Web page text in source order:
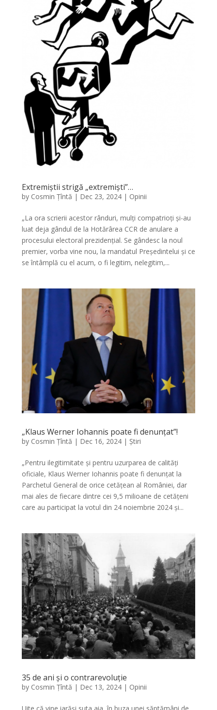
Extremiștii strigă „extremiști”…
by Cosmin Țîntă | Dec 23, 2024| Opinii
„La ora scrierii acestor rânduri, mulți compatrioți și-au
luat deja gândul de la Hotărârea CCR de anulare a
procesului electoral prezidențial. Se gândesc la noul
premier, vorba vine nou, la mandatul Președintelui și ce
se întâmplă cu el acum, o fi legitim, nelegitim,...
„Klaus Werner Iohannis poate fi denunțat”!
by Cosmin Țîntă | Dec 16, 2024| Știri
„Pentru ilegitimitate și pentru uzurparea de calități
oficiale, Klaus Werner Iohannis poate fi denunțat la
Parchetul General de orice cetățean al României, dar
mai ales de fiecare dintre cei 9,5 milioane de cetățeni
care au participat la votul din 24 noiembrie 2024 și...
35 de ani și o contrarevoluție
by Cosmin Țîntă | Dec 13, 2024| Opinii